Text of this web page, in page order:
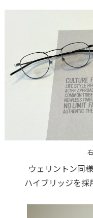
ウェリントン同
ハイブリッジを採